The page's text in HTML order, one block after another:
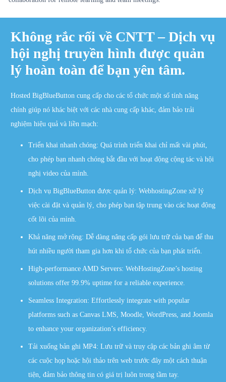
Không rắc rối về CNTT – Dịch vụ
hội nghị truyền hình được quản
lý hoàn toàn để bạn yên tâm.
Hosted BigBlueButton cung cấp cho các tổ chức một số tính năng
chính giúp nó khác biệt với các nhà cung cấp khác, đảm bảo trải
nghiệm hiệu quả và liền mạch:
Triển khai nhanh chóng: Quá trình triển khai chỉ mất vài phút,
cho phép bạn nhanh chóng bắt đầu với hoạt động cộng tác và hội
nghị video của mình.
Dịch vụ BigBlueButton được quản lý: WebhostingZone xử lý
việc cài đặt và quản lý, cho phép bạn tập trung vào các hoạt động
cốt lõi của mình.
Khả năng mở rộng: Dễ dàng nâng cấp gói lưu trữ của bạn để thu
hút nhiều người tham gia hơn khi tổ chức của bạn phát triển.
High-performance AMD Servers: WebHostingZone’s hosting
solutions offer 99.9% uptime for a reliable experience.
Seamless Integration: Effortlessly integrate with popular
platforms such as Canvas LMS, Moodle, WordPress, and Joomla
to enhance your organization’s efficiency.
Tải xuống bản ghi MP4: Lưu trữ và truy cập các bản ghi âm từ
các cuộc họp hoặc hội thảo trên web trước đây một cách thuận
tiện, đảm bảo thông tin có giá trị luôn trong tầm tay.